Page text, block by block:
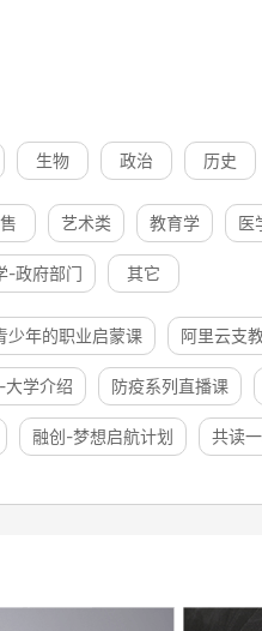
生物 政治 历史
艺术类 教育学 医
-政府部门 其它
少年的职业启蒙课 阿里云支
大学介绍 防疫系列直播课
融创-梦想启航计划 共读